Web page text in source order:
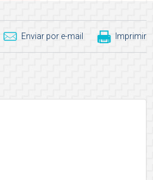
Enviar por e-mail Imprimir